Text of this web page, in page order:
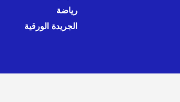
رياضة
الجريدة الورقية